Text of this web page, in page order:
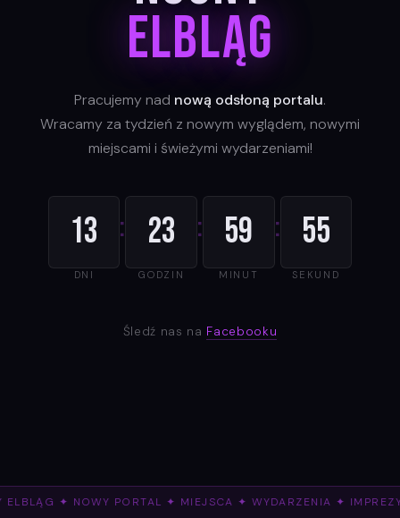
Elbląg
Pracujemy nad nową odsłoną portalu.
Wracamy za tydzień z nowym wyglądem, nowymi
miejscami i świeżymi wydarzeniami!
13
DNI
: 23
GODZIN
: 59
MINUT
: 55
SEKUND
Śledź nas na Facebooku
ELBLĄG ✦ NOWY PORTAL ✦ MIEJSCA ✦ WYDARZENIA ✦